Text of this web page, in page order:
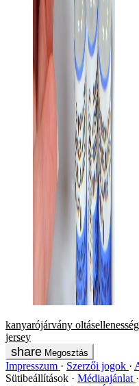
kanyarójárvány oltásellenesség
jersey
Megosztás
Impresszum Szerzői jogok
Sütibeállítások
Médiaajánlat